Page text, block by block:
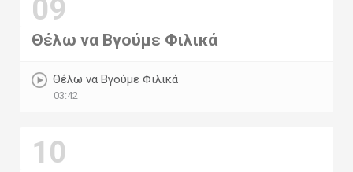
09
Θέλω να Βγούμε Φιλικά
Θέλω να Βγούμε Φιλικά
03:42
10